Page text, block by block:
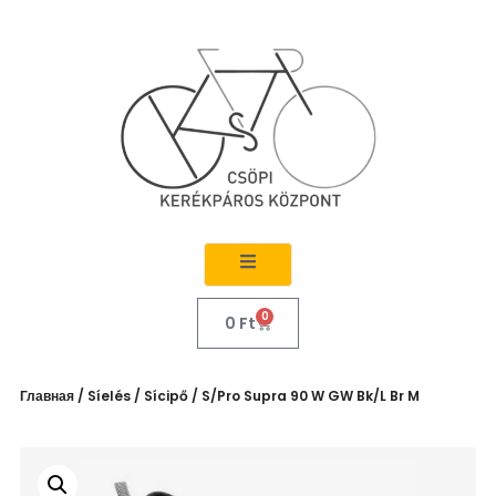
0 Ft 0
Главная / Síelés / Sícipő / S/Pro Supra 90 W GW Bk/L Br M